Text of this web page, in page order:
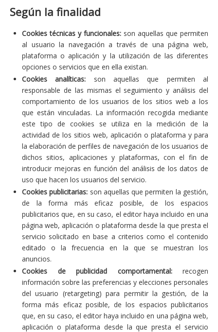
Según la finalidad
Cookies técnicas y funcionales: son aquellas que permiten
al usuario la navegación a través de una página web,
plataforma o aplicación y la utilización de las diferentes
opciones o servicios que en ella existan.
Cookies analíticas: son aquellas que permiten al
responsable de las mismas el seguimiento y análisis del
comportamiento de los usuarios de los sitios web a los
que están vinculadas. La información recogida mediante
este tipo de cookies se utiliza en la medición de la
actividad de los sitios web, aplicación o plataforma y para
la elaboración de perfiles de navegación de los usuarios de
dichos sitios, aplicaciones y plataformas, con el fin de
introducir mejoras en función del análisis de los datos de
uso que hacen los usuarios del servicio.
Cookies publicitarias: son aquellas que permiten la gestión,
de la forma más eficaz posible, de los espacios
publicitarios que, en su caso, el editor haya incluido en una
página web, aplicación o plataforma desde la que presta el
servicio solicitado en base a criterios como el contenido
editado o la frecuencia en la que se muestran los
anuncios.
Cookies de publicidad comportamental:recogen
información sobre las preferencias y elecciones personales
del usuario (retargeting) para permitir la gestión, de la
forma más eficaz posible, de los espacios publicitarios
que, en su caso, el editor haya incluido en una página web,
aplicación o plataforma desde la que presta el servicio